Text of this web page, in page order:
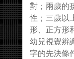
對；兩歲的
性；三歲以
形、正方形
幼兒視覺辨
字的先決條